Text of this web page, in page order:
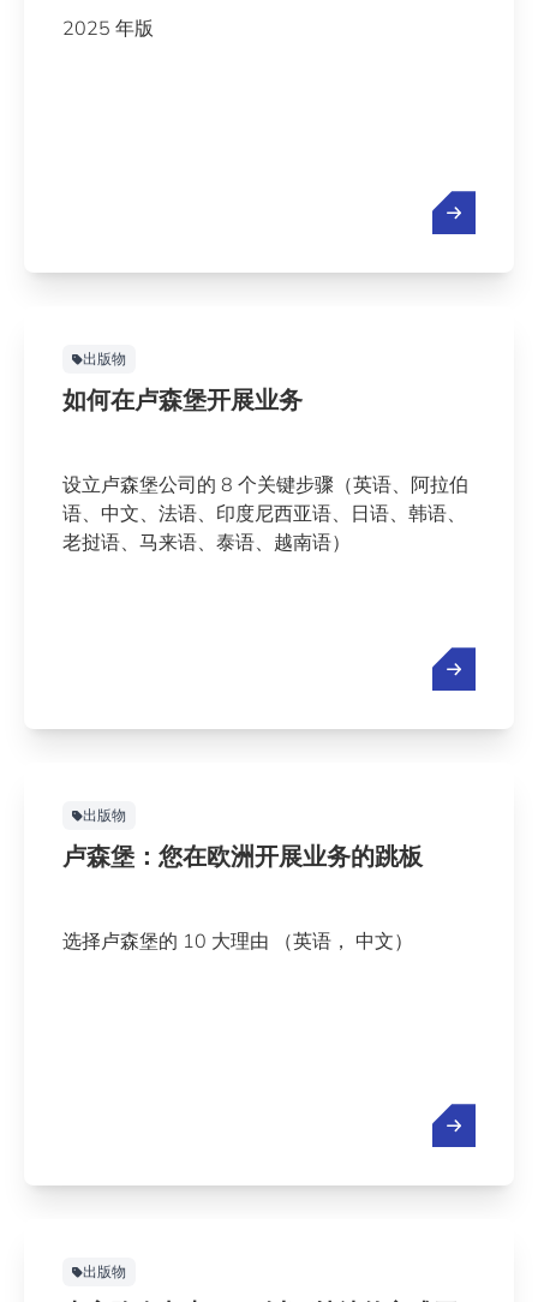
2025 年版
出版物
如何在卢森堡开展业务
设立卢森堡公司的 8 个关键步骤（英语、阿拉伯
语、中文、法语、印度尼西亚语、日语、韩语、
老挝语、马来语、泰语、越南语）
出版物
卢森堡：您在欧洲开展业务的跳板
选择卢森堡的 10 大理由 （英语， 中文）
出版物